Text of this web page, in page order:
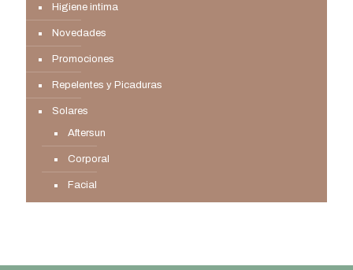
Higiene intima
Novedades
Promociones
Repelentes y Picaduras
Solares
Aftersun
Corporal
Facial